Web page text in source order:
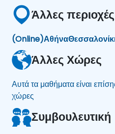
Άλλες
(Online)Αθήνα
Άλλες Χώρες
Αυτά τα μαθήματα είναι
χώρες
Συμβουλευτική